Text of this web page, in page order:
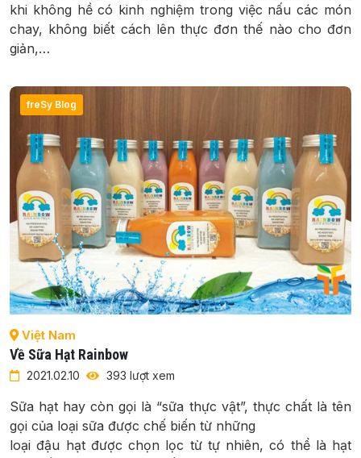
khi không hề có kinh nghiệm trong việc nấu các món
chay, không biết cách lên thực đơn thế nào cho đơn
giản,…
freSy Blog
Việt Nam
Về Sữa Hạt Rainbow
2021.02.10 393 lượt xem
Sữa hạt hay còn gọi là “sữa thực vật”, thực chất là tên
gọi của loại sữa được chế biến từ những
loại đậu hạt được chọn lọc từ tự nhiên, có thể là hạt